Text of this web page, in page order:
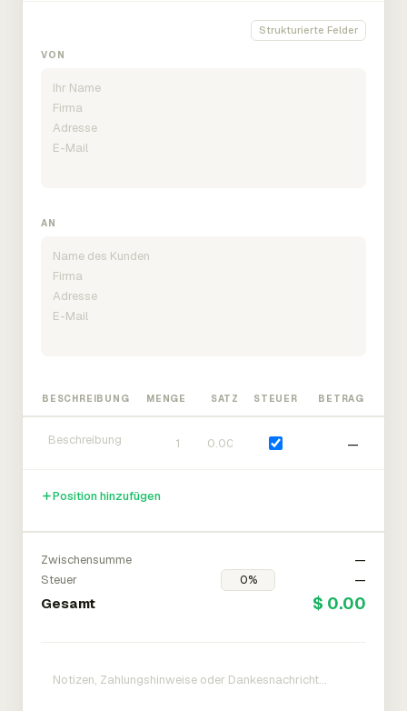
Strukturierte Felder
VON
AN
BESCHREIBUNG MENGE SATZ STEUER BETRAG
—
Position hinzufügen
Zwischensumme
—
Steuer
—
Gesamt $ 0.00